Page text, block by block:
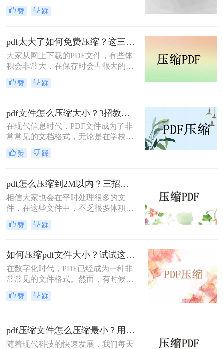
我们经常会用到PDF文件。然而，有
时候我们会发现一个问题：PDF文件
比如文件上传和分享的时候，会消耗
过多的时间和网络流量。那么有没有
什么方法可以将PDF文件压缩，使得
文件大小变小呢？答案是肯定的！接
下来，我将为大家详细介绍如何将pdf
文件压缩变小方法。
赞 踩
pdf太大了如何免费压缩？这三种方法快来尝试下吧！
大家从网上下载的PDF文件，有些体
积会非常大，在保存时会占很大的空
间，这时候最好是对文件做压缩处
理。下面小编就给大家介绍pdf太大了
法。
赞 踩
pdf文件怎么压缩大小？3招教会你！
在现代信息时代，PDF文件成为了非
常常见的文档格式，无论是在学校、
办公室还是个人日常生活中。然而，
随着PDF文件的增加，其文件大小也
耗费更多的时间和网络流量。因此，
学会pdf文件怎么压缩大小成为了一个
重要的技能。
赞 踩
pdf怎么压缩到2M以内？三招轻松解决！
相信大家也会在平时处理很多的文
件，在这些文件中，不乏很多体积较
大的文件，如果发送给别人会需要很
长时间，为了节约时间，我们可以将
很大内存，传输文件也会变得方便，
那么pdf怎么压缩到2M以内呢？其实
只需要简单的三招，就可以轻松压缩
文件，还不赶快看一看！
赞 踩
如何压缩pdf文件大小？试试这几个压缩方法！
在数字化时代，PDF已经成为一种非
常常见的文件格式。然而，有时候我
们会发现PDF文件的大小过大，这给
我们上传、下载和分享文件带来了很
帮助你压缩PDF文件大小，提高文件
的传输速度。
赞 踩
pdf压缩文件怎么压缩最小？用这几招PDF文件轻松压缩！
随着现代科技的快速发展，我们每天